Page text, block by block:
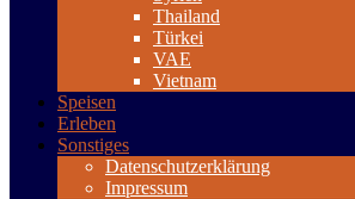
Thailand
Türkei
VAE
Vietnam
Speisen
Erleben
Sonstiges
Datenschutzerklärung
Impressum